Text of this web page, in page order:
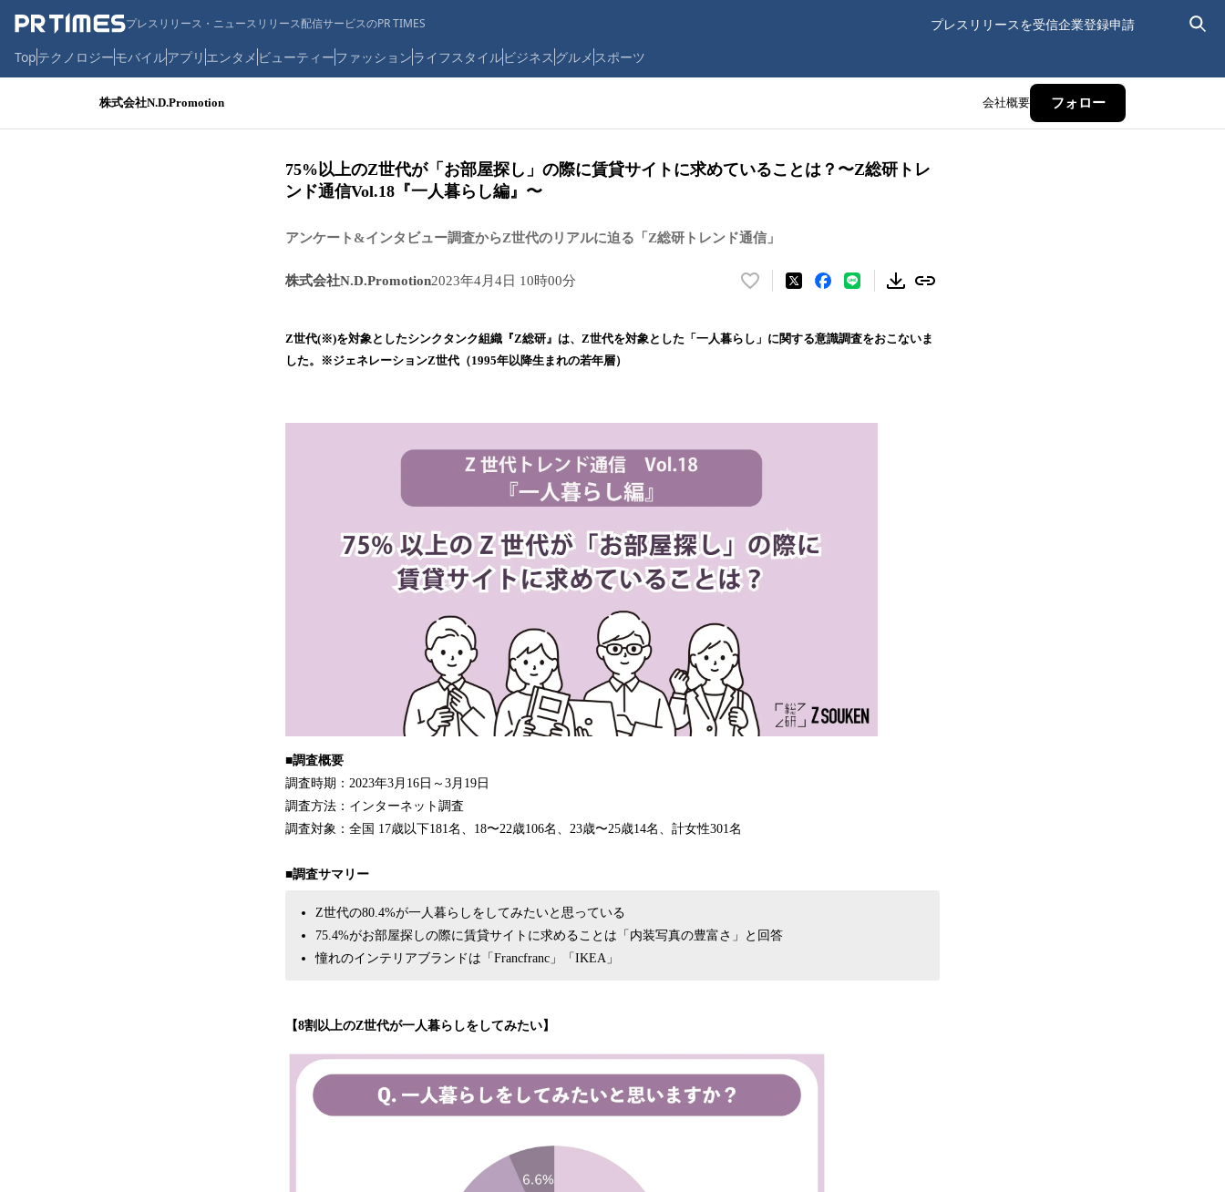
プレスリリース・ニュースリリース配信サービスのPR TIMES プレスリリースを受信企業登録申請
Topテクノロジーモバイルアプリ エンタメ ビューティーファッションライフスタイルビジネス グルメ スポーツ
株式会社N.D.Promotion 会社概要 フォロー
75%以上のZ世代が「お部屋探し」の際に賃貸サイトに求めていることは？〜Z総研トレ
ンド通信Vol.18『一人暮らし編』〜
アンケート&インタビュー調査からZ世代のリアルに迫る「Z総研トレンド通信」
株式会社N.D.Promotion2023年4月4日 10時00分
い
！
み
み
で
Z世代(※)を対象としたシンクタンク組織『Z総研』は、Z世代を対象とした「一人暮らし」に関する意識調査をおこないま
した。※ジェネレーションZ世代（1995年以降生まれの若年層）
■調査概要
調査時期：2023年3月16日～3月19日
調査方法：インターネット調査
調査対象：全国 17歳以下181名、18〜22歳106名、23歳〜25歳14名、計女性301名
■調査サマリー
Z世代の80.4%が一人暮らしをしてみたいと思っている
75.4%がお部屋探しの際に賃貸サイトに求めることは「内装写真の豊富さ」と回答
憧れのインテリアブランドは「Francfranc」「IKEA」
【8割以上のZ世代が一人暮らしをしてみたい】